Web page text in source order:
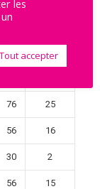
4
4 1
76 25
56 16
30 2
56 15
les
Tout accepter